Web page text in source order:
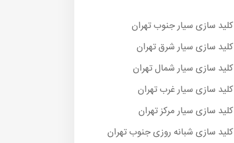
کلید سازی سیار جنوب تهران
کلید سازی سیار شرق تهران
کلید سازی سیار شمال تهران
کلید سازی سیار غرب تهران
کلید سازی سیار مرکز تهران
کلید سازی شبانه روزی جنوب تهران